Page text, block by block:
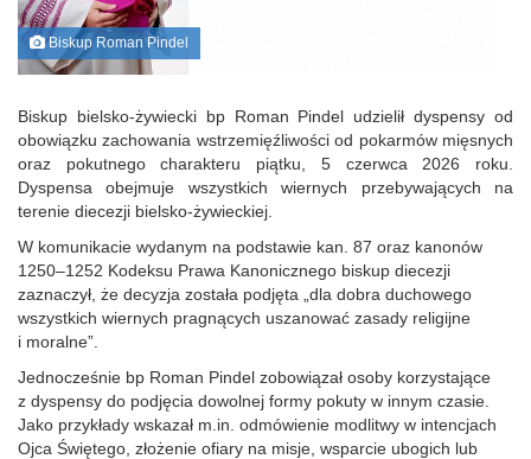
Biskup Roman Pindel
Biskup bielsko-żywiecki bp Roman Pindel udzielił dyspensy od
obowiązku zachowania wstrzemięźliwości od pokarmów mięsnych
oraz pokutnego charakteru piątku, 5 czerwca 2026 roku.
Dyspensa obejmuje wszystkich wiernych przebywających na
terenie diecezji bielsko-żywieckiej.
W komunikacie wydanym na podstawie kan. 87 oraz kanonów
1250–1252 Kodeksu Prawa Kanonicznego biskup diecezji
zaznaczył, że decyzja została podjęta „dla dobra duchowego
wszystkich wiernych pragnących uszanować zasady religijne
i moralne”.
Jednocześnie bp Roman Pindel zobowiązał osoby korzystające
z dyspensy do podjęcia dowolnej formy pokuty w innym czasie.
Jako przykłady wskazał m.in. odmówienie modlitwy w intencjach
Ojca Świętego, złożenie ofiary na misje, wsparcie ubogich lub